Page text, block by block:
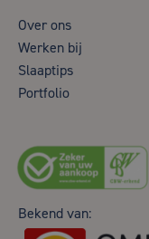
Over ons
Werken bij
Slaaptips
Portfolio
Bekend van: